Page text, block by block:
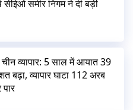
सीईओ समीर निगम ने दी बड़ी
चीन व्यापार: 5 साल में आयात 39
बढ़ा, व्यापार घाटा 112 अरब